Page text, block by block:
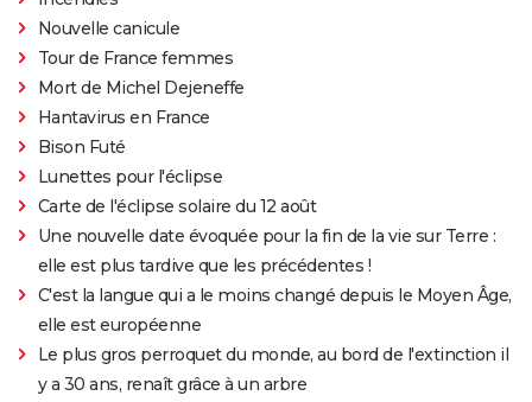
Nouvelle canicule
Tour de France femmes
Mort de Michel Dejeneffe
Hantavirus en France
Bison Futé
Lunettes pour l'éclipse
Carte de l'éclipse solaire du 12 août
Une nouvelle date évoquée pour la fin de la vie sur Terre :
elle est plus tardive que les précédentes !
C'est la langue qui a le moins changé depuis le Moyen Âge,
elle est européenne
Le plus gros perroquet du monde, au bord de l'extinction il
y a 30 ans, renaît grâce à un arbre